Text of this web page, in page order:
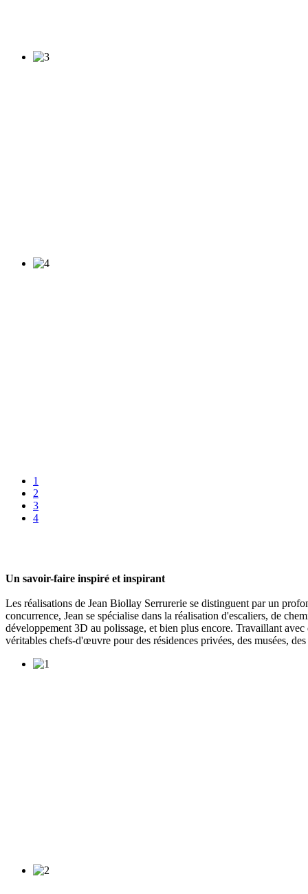
1
2
3
4
Un savoir-faire inspiré et inspirant
Les réalisations de Jean Biollay Serrurerie se distinguent par un
concurrence, Jean se spécialise dans la réalisation d'escaliers, de
développement 3D au polissage, et bien plus encore. Travaillant
véritables chefs-d'œuvre pour des résidences privées, des musées,